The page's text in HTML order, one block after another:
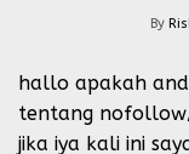
By
hallo apakah
tentang
jika iya kali ini